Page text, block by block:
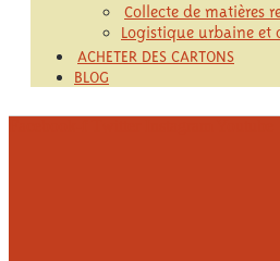
Collecte de matières
Logistique urbaine et
ACHETER DES CARTONS
BLOG